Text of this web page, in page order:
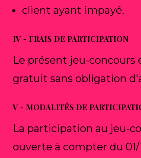
client ayant impayé.
IV - FRAIS DE PARTICIPATION
Le présent jeu-concours
gratuit sans obligation
V - MODALITÉS DE
La participation au jeu-
ouverte à compter du 01/